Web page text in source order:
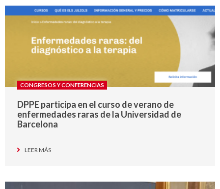
CONGRESOS Y CONFERENCIAS
DPPE participa en el curso de verano de
enfermedades raras de la Universidad de
Barcelona
LEER MÁS